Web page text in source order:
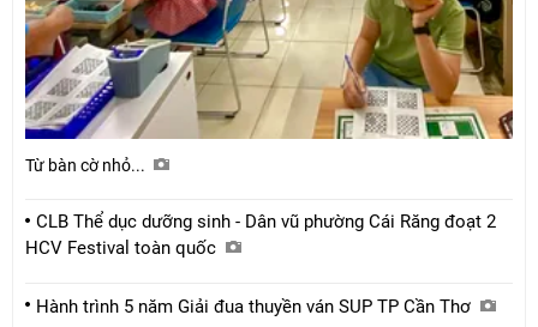
Từ bàn cờ nhỏ...
CLB Thể dục dưỡng sinh - Dân vũ phường Cái Răng đoạt 2
HCV Festival toàn quốc
Hành trình 5 năm Giải đua thuyền ván SUP TP Cần Thơ